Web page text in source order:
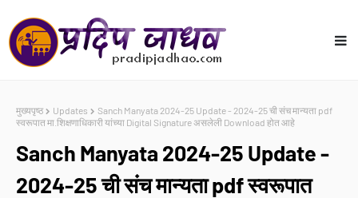
मुख्यपृष्ठ Updates
Sanch Manyata 2024-25 Update - 2024-25 ची संच मान्यता pdf
स्वरूपात मा.शिक्षणाधिकारी यांच्या Digital Signature असलेली Download होत आहे
Sanch Manyata 2024-25 Update -
2024-25 ची संच मान्यता pdf स्वरूपात